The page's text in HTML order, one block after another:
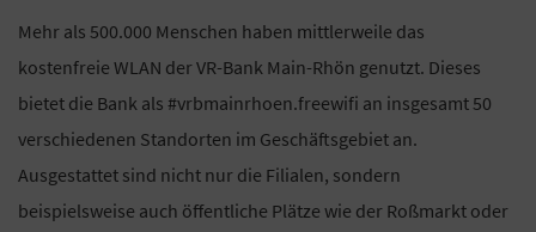
Mehr als 500.000 Menschen haben mittlerweile das
kostenfreie WLAN der VR-Bank Main-Rhön genutzt. Dieses
bietet die Bank als #vrbmainrhoen.freewifi an insgesamt 50
verschiedenen Standorten im Geschäftsgebiet an.
Ausgestattet sind nicht nur die Filialen, sondern
beispielsweise auch öffentliche Plätze wie der Roßmarkt oder